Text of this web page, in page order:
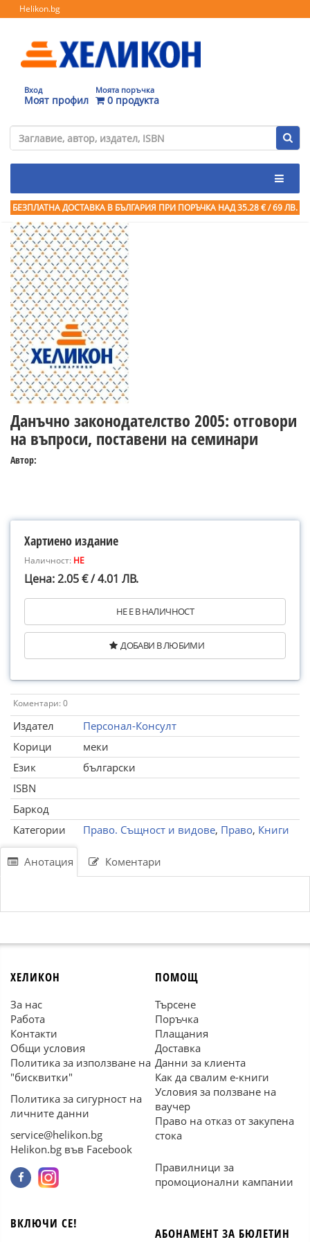
Helikon.bg
Вход
Моят профил
Моята поръчка
0 продукта
БЕЗПЛАТНА ДОСТАВКА В БЪЛГАРИЯ ПРИ ПОРЪЧКА НАД 35.28 € / 69 ЛВ.
Данъчно законодателство 2005: отговори
на въпроси, поставени на семинари
Автор:
Хартиено издание
Наличност: НЕ
Цена: 2.05 € / 4.01 ЛВ.
НЕ Е В НАЛИЧНОСТ
ДОБАВИ В ЛЮБИМИ
Коментари: 0
Издател
Персонал-Консулт
Корици
меки
Език
български
ISBN
Баркод
Категории
Право. Същност и видове, Право, Книги
Анотация Коментари
ХЕЛИКОН
За нас
Работа
Контакти
Общи условия
Политика за използване на
"бисквитки"
Политика за сигурност на
личните данни
service@helikon.bg
Helikon.bg във Facebook
ПОМОЩ
Търсене
Поръчка
Плащания
Доставка
Данни за клиента
Как да свалим е-книги
Условия за ползване на
ваучер
Право на отказ от закупена
стока
Правилници за
промоционални кампании
ВКЛЮЧИ СЕ!
АБОНАМЕНТ ЗА БЮЛЕТИН